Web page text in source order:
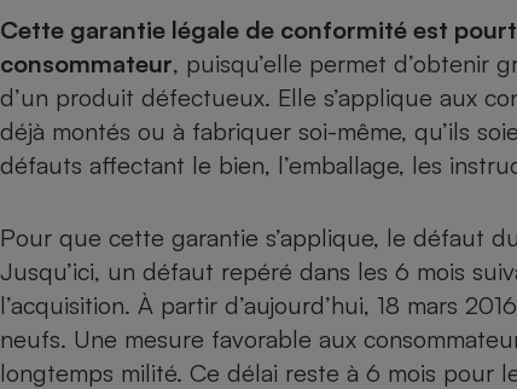
Cette garantie légale de conformité est
consommateur, puisqu’elle permet d’obtenir
d’un produit défectueux. Elle s’applique aux
déjà montés ou à fabriquer soi-même, qu’ils
défauts affectant le bien, l’emballage, les
Pour que cette garantie s’applique, le défaut
Jusqu’ici, un défaut repéré dans les 6 mois
l’acquisition. À partir d’aujourd’hui, 18 mars
neufs. Une mesure favorable aux
longtemps milité. Ce délai reste à 6 mois pour
Lave-linge
Matelas
Radiateur
Antimoustique